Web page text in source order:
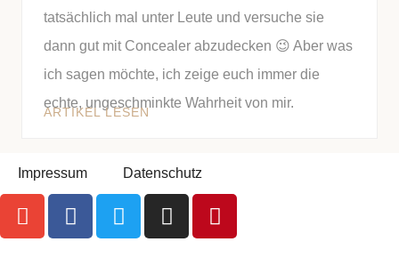
tatsächlich mal unter Leute und versuche sie
dann gut mit Concealer abzudecken 😉 Aber was
ich sagen möchte, ich zeige euch immer die
echte, ungeschminkte Wahrheit von mir.
ARTIKEL LESEN
Impressum Datenschutz